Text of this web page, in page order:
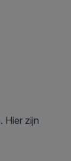
Hier zijn